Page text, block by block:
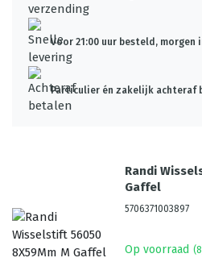
Voor 21:00 uur besteld, morgen
Particulier én zakelijk achteraf
Randi
Gaffel
5706371003897
Op voorraad (8